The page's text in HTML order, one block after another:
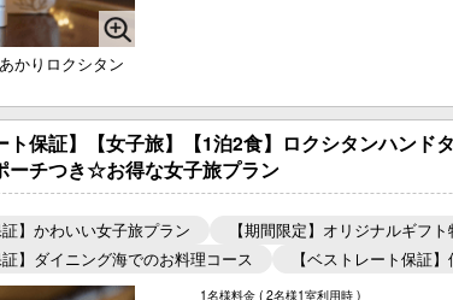
かりロクシタン
ト保証】【女子旅】【1泊2食】ロクシタンハン
ーチつき☆お得な女子旅プラン
証】かわいい女子旅プラン
【期間限定】オリジナルギフ
証】ダイニング海でのお料理コース
【ベストレート保証
1名様料金 ( 2名様1室利用時 )